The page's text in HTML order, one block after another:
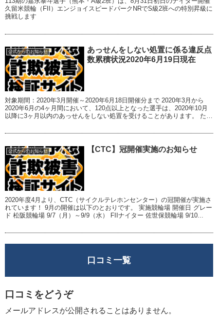
久留米競輪（FII）エンジョイスピードパークNRでS級2班への特別昇級に
挑戦します
公式からのお知らせ
あっせんをしない処置に係る違反点
数累積状況2020年6月19日現在
対象期間：2020年3月開催～2020年6月18日開催分まで 2020年3月から
2020年6月の4ヶ月間において、120点以上となった選手は、2020年10月
以降に3ヶ月以内のあっせんをしない処置を受けることがあります。 ただ
公式からのお知らせ 【CTC】冠開催実施のお知らせ
2020年度4月より、CTC（サイクルテレホンセンター）の冠開催が実施さ
れています！ 9月の開催は以下のとおりです。 実施競輪場 開催日 グレー
ド 松阪競輪場 9/7（月）～9/9（水） FIIナイター 佐世保競輪場 9/10...
口コミ一覧
口コミをどうぞ
メールアドレスが公開されることはありません。